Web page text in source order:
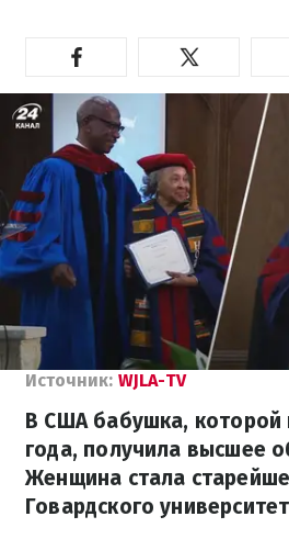
Источник: WJLA-TV
В США бабушка, которой
года, получила высшее
Женщина стала
Говардского